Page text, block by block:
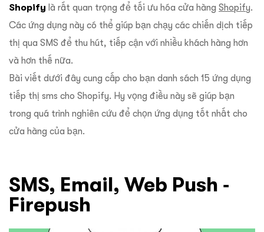
Shopify là rất quan trọng để tối ưu hóa cửa hàng Shopify.
Các ứng dụng này có thể giúp bạn chạy các chiến dịch tiếp
thị qua SMS để thu hút, tiếp cận với nhiều khách hàng hơn
và hơn thế nữa.
Bài viết dưới đây cung cấp cho bạn danh sách 15 ứng dụng
tiếp thị sms cho Shopify. Hy vọng điều này sẽ giúp bạn
trong quá trình nghiên cứu để chọn ứng dụng tốt nhất cho
cửa hàng của bạn.
SMS, Email, Web Push ‑
Firepush